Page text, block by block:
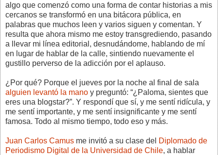
algo que comenzó como una forma de contar historias a mis
cercanos se transformó en una bitácora pública, en
palabras que muchos leen y varios siguen y comentan. Y
resulta que ahora mismo me estoy transgrediendo, pasando
a llevar mi línea editorial, desnudándome, hablando de mí
en lugar de hablar de la calle, sintiendo nuevamente el
gustillo perverso de la adicción por el aplauso.
¿Por qué? Porque el jueves por la noche al final de sala
alguien levantó la mano y preguntó: “¿Paloma, sientes que
eres una blogstar?”. Y respondí que sí, y me sentí ridícula, y
me sentí importante, y me sentí insignificante y me sentí
famosa. Todo al mismo tiempo, todo eso y más.
Juan Carlos Camus me invitó a su clase del Diplomado de
Periodismo Digital de la Universidad de Chile, a hablar